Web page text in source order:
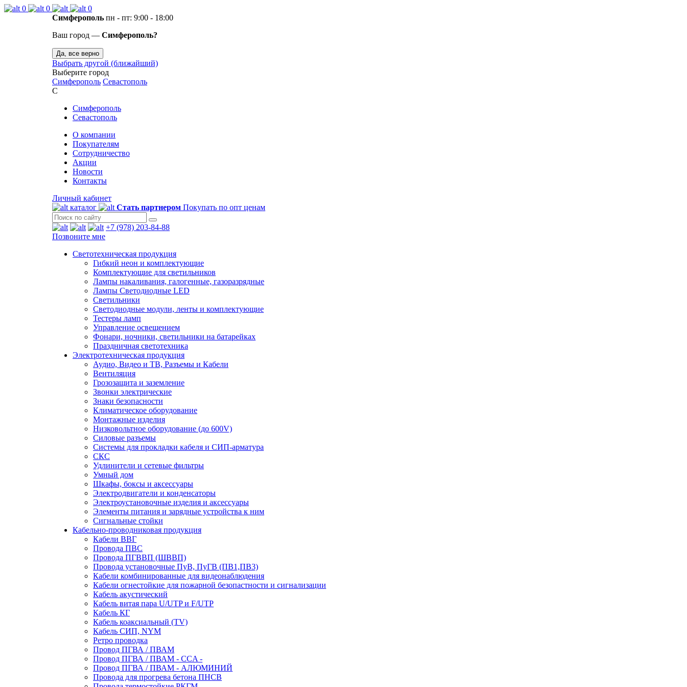
0 0
0
Симферополь пн - пт: 9:00 - 18:00
Ваш город — Симферополь?
Да, все верно
Выбрать другой (ближайший)
Выберите город
Симферополь Севастополь
С
Симферополь
Севастополь
О компании
Покупателям
Сотрудничество
Акции
Новости
Контакты
Личный кабинет
каталог
Стать партнером Покупать по опт ценам
+7 (978) 203-84-88
Позвоните мне
Светотехническая продукция
Гибкий неон и комплектующие
Комплектующие для светильников
Лампы накаливания, галогенные, газоразрядные
Лампы Светодиодные LED
Светильники
Светодиодные модули, ленты и комплектующие
Тестеры ламп
Управление освещением
Фонари, ночники, светильники на батарейках
Праздничная светотехника
Электротехническая продукция
Аудио, Видео и ТВ, Разъемы и Кабели
Вентиляция
Грозозащита и заземление
Звонки электрические
Знаки безопасности
Климатическое оборудование
Монтажные изделия
Низковольтное оборудование (до 600V)
Силовые разъемы
Системы для прокладки кабеля и СИП-арматура
СКС
Удлинители и сетевые фильтры
Умный дом
Шкафы, боксы и аксессуары
Электродвигатели и конденсаторы
Электроустановочные изделия и аксессуары
Элементы питания и зарядные устройства к ним
Сигнальные стойки
Кабельно-проводниковая продукция
Кабели ВВГ
Провода ПВС
Провода ПГВВП (ШВВП)
Провода установочные ПуВ, ПуГВ (ПВ1,ПВ3)
Кабели комбинированные для видеонаблюдения
Кабели огнестойкие для пожарной безопастности и сигнализации
Кабель акустический
Кабель витая пара U/UTP и F/UTP
Кабель КГ
Кабель коаксиальный (TV)
Кабель СИП, NYM
Ретро проводка
Провод ПГВА / ПВАМ
Провод ПГВА / ПВАМ - CCA -
Провод ПГВА / ПВАМ - АЛЮМИНИЙ
Провода для прогрева бетона ПНСВ